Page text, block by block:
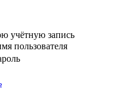
учётную запись
пользователя